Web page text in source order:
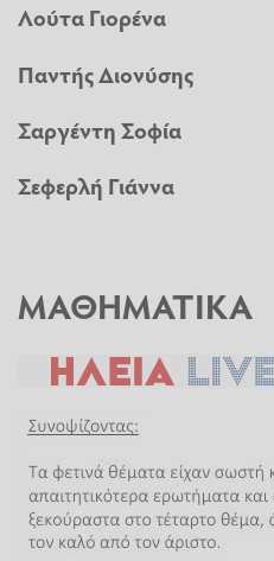
Λούτα Γιορένα
Παντής Διονύσης
Σαργέντη Σοφία
Σεφερλή Γιάννα
ΜΑΘΗΜΑΤΙΚΑ